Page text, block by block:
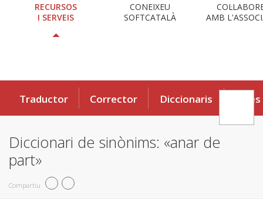
RECURSOS
I SERVEIS
CONEIXEU
SOFTCATALÀ
AMB
Traductor Corrector Diccionaris Eines
Diccionari de sinònims: «anar de
part»
Compartiu